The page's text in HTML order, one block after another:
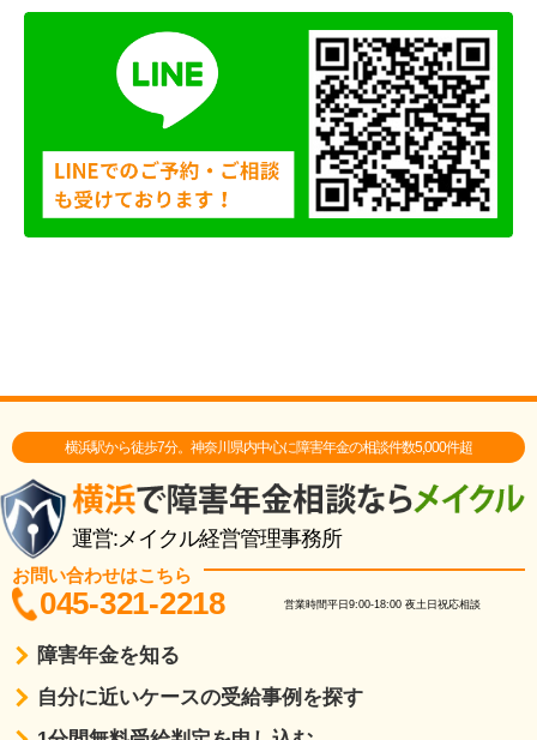
横浜駅から徒歩7分。神奈川県内中心に障害年金の相談件数5,000件超
運営:メイクル経営管理事務所
お問い合わせはこちら
045-321-2218 営業時間平日9:00-18:00夜土日祝応相談
障害年金を知る
自分に近いケースの受給事例を探す